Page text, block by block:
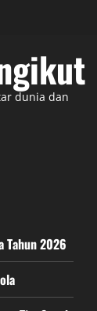
dunia dan
Tahun 2026